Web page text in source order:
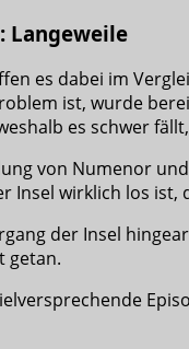
Langeweile
es dabei im
ist, wurde
es schwer
von Numenor
Insel wirklich los
der Insel
getan.